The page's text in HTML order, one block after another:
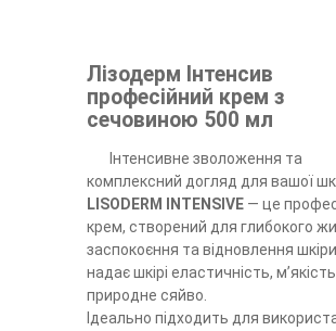
Лізодерм Інтенсив
професійний крем з
сечовиною 500 мл
Інтенсивне зволоження та
комплексний догляд для вашої
LISODERM INTENSIVE— це
крем, створений для глибокого
заспокоєння та відновлення
надає шкірі еластичність, м’якість
природне сяйво.
Ідеально підходить для